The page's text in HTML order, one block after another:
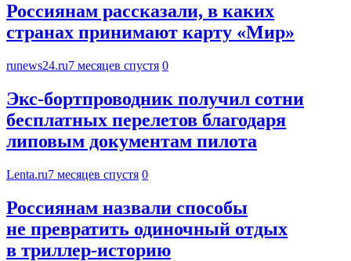
Россиянам рассказали, в каких
странах принимают карту «Мир»
runews24.ru7 месяцев спустя 0
Экс-бортпроводник получил сотни
бесплатных перелетов благодаря
липовым документам пилота
Lenta.ru7 месяцев спустя 0
Россиянам назвали способы
не превратить одиночный отдых
в триллер-историю